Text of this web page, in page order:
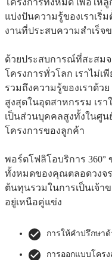
โครงการทั้งหมด เพื่อให้ลู
แบ่งปันความรู้ของเราเริ่
งานที่ประสบความสำเร็จ
ด้วยประสบการณ์ที่สะสม
โครงการทั่วโลก เราไม่
รวมถึงความรู้ของเราด้ว
สูงสุดในอุตสาหกรรม เร
เป็นส่วนบุคคลสูงทั้งในศูน
โครงการของลูกค้า
พอร์ตโฟลิโอบริการ 360°
ทั้งหมดของคุณตลอดวงจ
ต้นทุนรวมในการเป็นเจ้า
อยู่เหนือคู่แข่ง
การให้คำปรึกษา
การออกแบบโคร